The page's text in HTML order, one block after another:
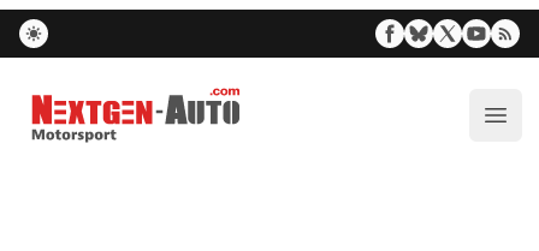
Nextgen-Auto.com